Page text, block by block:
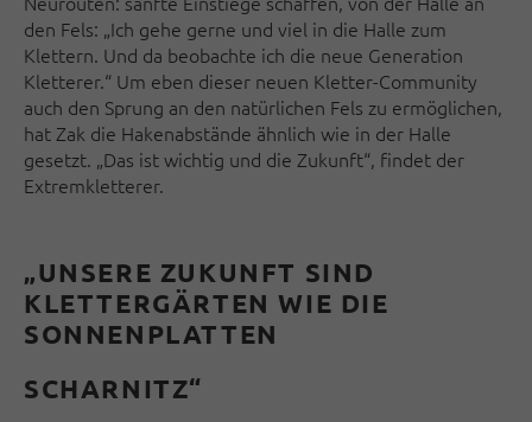
den Fels: „Ich gehe gerne und viel in die Halle zum
Klettern. Und da beobachte ich die neue Generation
Kletterer.“ Um eben dieser neuen Kletter-Community
auch den Sprung an den natürlichen Fels zu ermöglichen,
hat Zak die Hakenabstände ähnlich wie in der Halle
gesetzt. „Das ist wichtig und die Zukunft“, findet der
Extremkletterer.
„UNSERE ZUKUNFT SIND
KLETTERGÄRTEN WIE DIE
SONNENPLATTEN
SCHARNITZ“